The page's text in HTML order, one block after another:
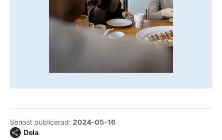
Senast publicerad: 2024-05-16
Dela